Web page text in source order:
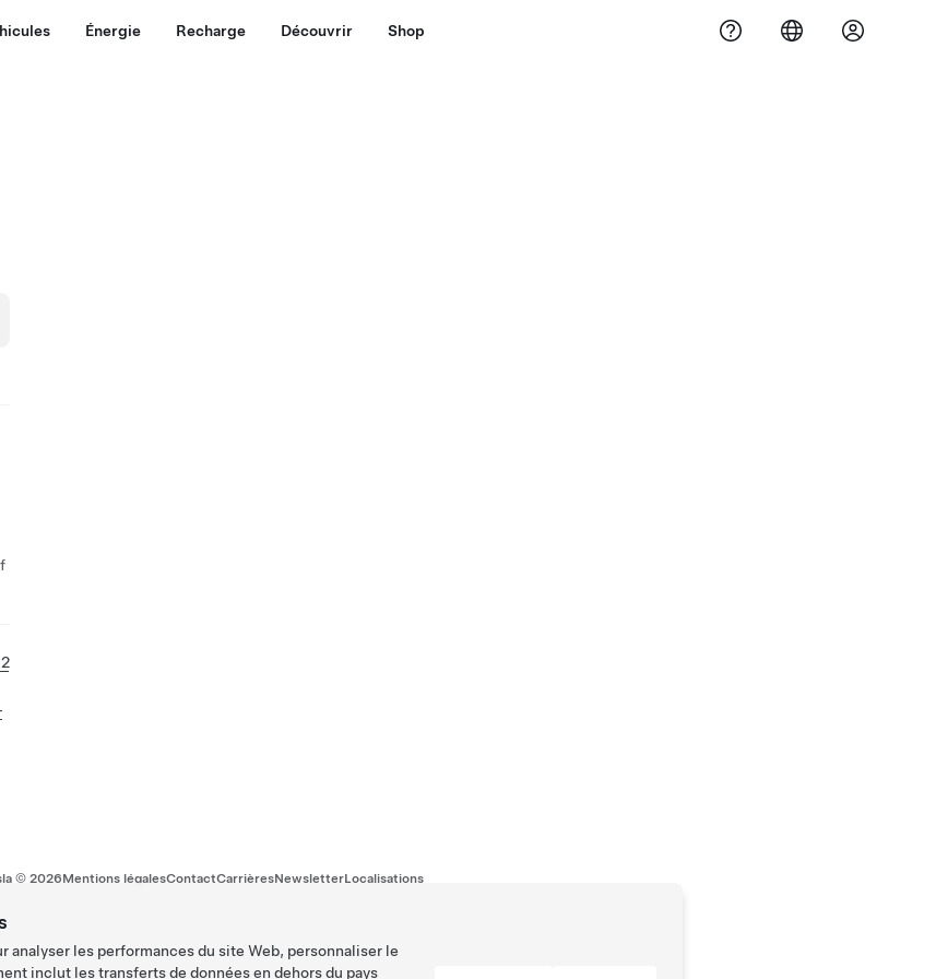
Énergie Recharge Découvrir Shop
© 2026Mentions légalesContactCarrièresNewsletterLocalisations
les performances du site Web, personnaliser le
inclut les transferts de données en dehors du pays